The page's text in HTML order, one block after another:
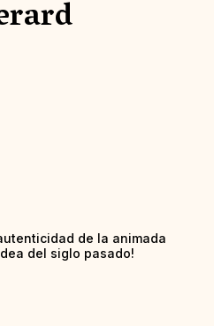
de la animada
del siglo pasado!